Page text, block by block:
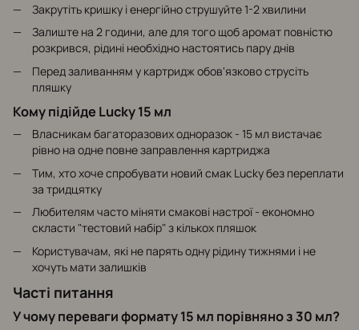
Закрутіть кришку і енергійно струшуйте 1-2 хвилини
Залиште на 2 години, але для того щоб аромат повністю
розкрився, рідині необхідно настоятись пару днів
Перед заливанням у картридж обов'язково струсіть
пляшку
Кому підійде Lucky 15 мл
Власникам багаторазових одноразок - 15 мл вистачає
рівно на одне повне заправлення картриджа
Тим, хто хоче спробувати новий смак Lucky без переплати
за тридцятку
Любителям часто міняти смакові настрої - економно
скласти "тестовий набір" з кількох пляшок
Користувачам, які не парять одну рідину тижнями і не
хочуть мати залишків
Часті питання
У чому переваги формату 15 мл порівняно з 30 мл?